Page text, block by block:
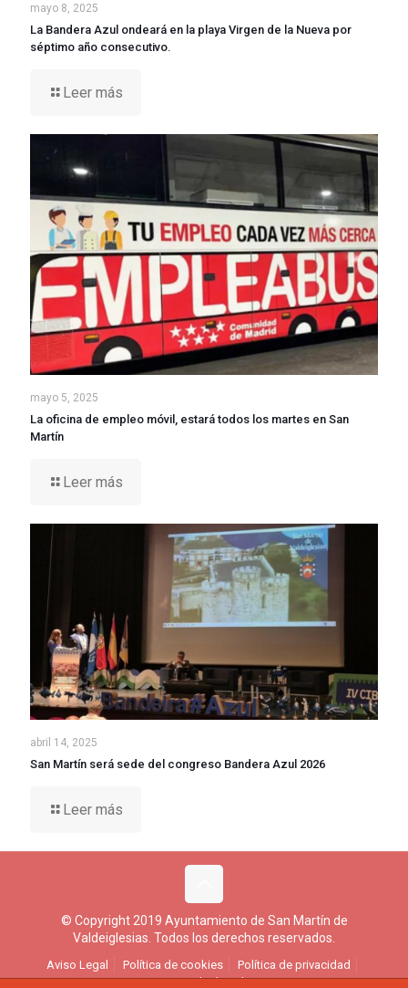
mayo 8, 2025
La Bandera Azul ondeará en la playa Virgen de la Nueva por
séptimo año consecutivo.
Leer más
mayo 5, 2025
La oficina de empleo móvil, estará todos los martes en San
Martín
Leer más
abril 14, 2025
San Martín será sede del congreso Bandera Azul 2026
Leer más
© Copyright 2019 Ayuntamiento de San Martín de
Valdeiglesias. Todos los derechos reservados.
Aviso Legal Política de cookies
Política de privacidad
Ejercicio de derechos